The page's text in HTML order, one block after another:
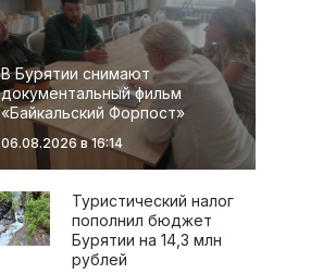
В Бурятии снимают
документальный фильм
«Байкальский Форпост»
06.08.2026 в 16:14
Туристический налог
пополнил бюджет
Бурятии на 14,3 млн
рублей